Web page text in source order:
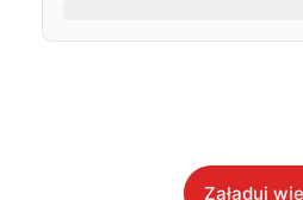
Załaduj